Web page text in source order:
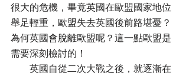
很大的危機，畢竟英國在歐盟國家地位
舉足輕重，歐盟失去英國後前路堪憂？
為何英國會脫離歐盟呢？這一點歐盟是
需要深刻檢討的！